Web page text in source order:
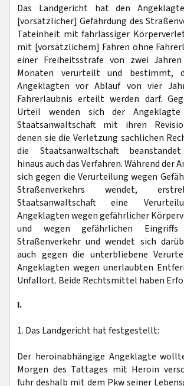
Das Landgericht hat den
[vorsätzlicher] Gefährdung des
Tateinheit mit fahrlässiger
mit [vorsätzlichem] Fahren ohne
einer Freiheitsstrafe von zwei
Monaten verurteilt und bestimmt,
Angeklagten vor Ablauf von vier
Fahrerlaubnis erteilt werden darf.
Urteil wenden sich der
Staatsanwaltschaft mit ihren
denen sie die Verletzung sachlichen
die Staatsanwaltschaft
hinaus auch das Verfahren. Während der
sich gegen die Verurteilung wegen
Straßenverkehrs wendet,
Staatsanwaltschaft eine
Angeklagten wegen gefährlicher
und wegen gefährlichen
Straßenverkehr und wendet sich
auch gegen die unterbliebene
Angeklagten wegen unerlaubten
Unfallort. Beide Rechtsmittel haben
I.
1. Das Landgericht hat festgestellt:
Der heroinabhängige Angeklagte
Morgen des Tattages mit Heroin
fuhr deshalb mit dem Pkw seiner